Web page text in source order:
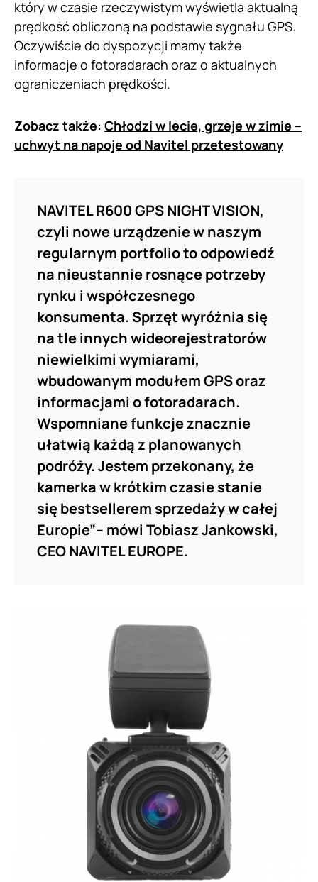
który w czasie rzeczywistym wyświetla aktualną
prędkość obliczoną na podstawie sygnału GPS.
Oczywiście do dyspozycji mamy także
informacje o fotoradarach oraz o aktualnych
ograniczeniach prędkości.
Zobacz także: Chłodzi w lecie, grzeje w zimie –
uchwyt na napoje od Navitel przetestowany
NAVITEL R600 GPS NIGHT VISION,
czyli nowe urządzenie w naszym
regularnym portfolio to odpowiedź
na nieustannie rosnące potrzeby
rynku i współczesnego
konsumenta. Sprzęt wyróżnia się
na tle innych wideorejestratorów
niewielkimi wymiarami,
wbudowanym modułem GPS oraz
informacjami o fotoradarach.
Wspomniane funkcje znacznie
ułatwią każdą z planowanych
podróży. Jestem przekonany, że
kamerka w krótkim czasie stanie
się bestsellerem sprzedaży w całej
Europie”– mówi Tobiasz Jankowski,
CEO NAVITEL EUROPE.